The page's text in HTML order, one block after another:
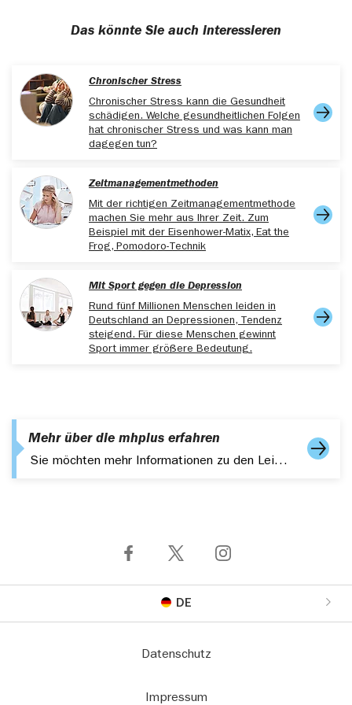
Technology. doi.org/10.61778/z0n81p57,
Chernata, T. (2024). Personal boundaries: definition,
role, and impact on mental health. Personality and
environmental issues. doi.org/10.31652/2786-
6033-2024-3(1)-24-30 (25.03.2025)
Das könnte Sie auch interessieren
Chronischer Stress
Chronischer Stress kann die Gesundheit
schädigen. Welche gesundheitlichen Folgen
hat chronischer Stress und was kann man
dagegen tun?
Zeitmanagementmethoden
Mit der richtigen Zeitmanagementmethode
machen Sie mehr aus Ihrer Zeit. Zum
Beispiel mit der Eisenhower-Matix, Eat the
Frog, Pomodoro-Technik
Mit Sport gegen die Depression
Rund fünf Millionen Menschen leiden in
Deutschland an Depressionen, Tendenz
steigend. Für diese Menschen gewinnt
Sport immer größere Bedeutung.
Mehr über die mhplus erfahren
Sie möchten mehr Informationen zu den Leistungen, Services der mhplus erhalten? Bestellen Sie hier Ihr Infopaket.
DE
Datenschutz
Impressum